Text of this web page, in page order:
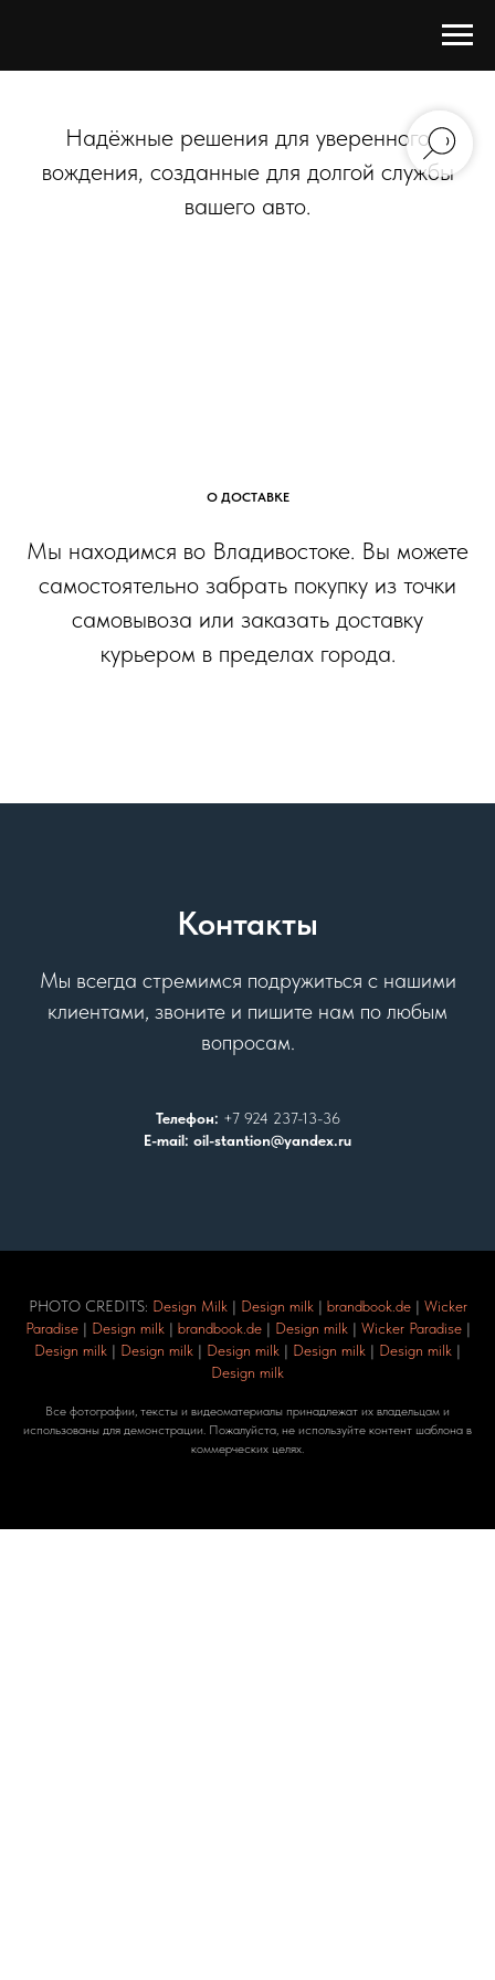
Надёжные решения для уверенного
вождения, созданные для долгой службы
вашего авто.
О ДОСТАВКЕ
Мы находимся во Владивостоке. Вы можете
самостоятельно забрать покупку из точки
самовывоза или заказать доставку
курьером в пределах города.
Контакты
Мы всегда стремимся подружиться с нашими
клиентами, звоните и пишите нам по любым
вопросам.
Телефон: +7 924 237-13-36
E-mail: oil-stantion@yandex.ru
PHOTO CREDITS: Design Milk | Design milk | brandbook.de| Wicker
Paradise| Design milk | brandbook.de| Design milk | Wicker Paradise|
Design milk | Design milk | Design milk | Design milk | Design milk |
Design milk
Все фотографии, тексты и видеоматериалы принадлежат их владельцам и
использованы для демонстрации. Пожалуйста, не используйте контент шаблона в
коммерческих целях.